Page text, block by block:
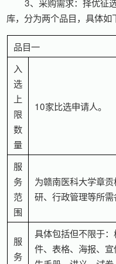
库，分为两个品目，具体如
品目一
入
选
上
限
数
量
10家比选申请人。
服
务
范
围
为赣南医科大学章
研、行政管理等所需
服
务
具体包括但不限于
件、表格、海报、